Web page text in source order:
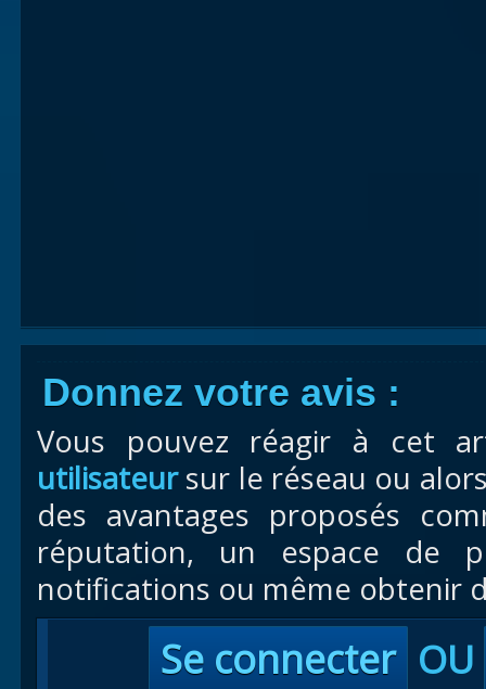
Donnez votre avis :
Vous pouvez réagir à cet
utilisateursur le réseau ou
des avantages proposés
réputation, un espace de
notifications ou même obtenir
Se connecter OU